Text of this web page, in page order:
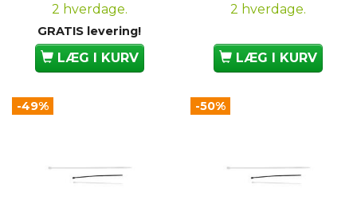
2 hverdage.
GRATIS levering!
LÆG I KURV
2 hverdage.
LÆG I KURV
-49% -50%